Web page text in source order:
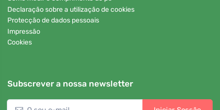
Declaração sobre a utilização de cookies
Protecção de dados pessoais
Impressão
Cookies
Subscrever a nossa newsletter